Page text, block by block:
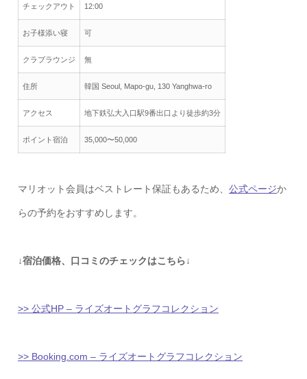
チェックアウト 12:00
お子様添い寝 可
クラブラウンジ 無
住所 韓国 Seoul, Mapo-gu, 130 Yanghwa-ro
アクセス 地下鉄弘大入口駅9番出口より徒歩約3分
ポイント宿泊 35,000〜50,000
マリオット会員はベストレート保証もあるため、 公式ページか
らの予約をおすすめします。
↓宿泊価格、口コミのチェックはこちら↓
>> 公式HP – ライズオートグラフコレクション
>> Booking.com – ライズオートグラフコレクション